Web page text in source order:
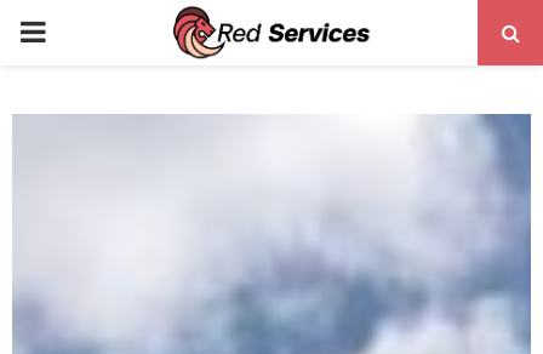
PRIMARY